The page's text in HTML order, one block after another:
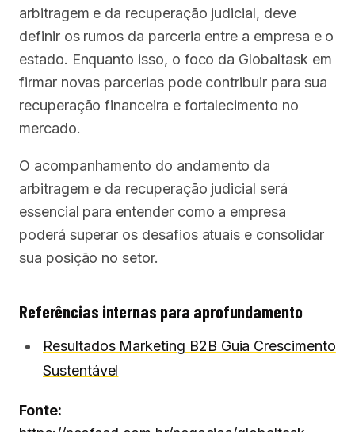
arbitragem e da recuperação judicial, deve
definir os rumos da parceria entre a empresa e o
estado. Enquanto isso, o foco da Globaltask em
firmar novas parcerias pode contribuir para sua
recuperação financeira e fortalecimento no
mercado.
O acompanhamento do andamento da
arbitragem e da recuperação judicial será
essencial para entender como a empresa
poderá superar os desafios atuais e consolidar
sua posição no setor.
Referências internas para aprofundamento
Resultados Marketing B2B Guia Crescimento
Sustentável
Fonte: